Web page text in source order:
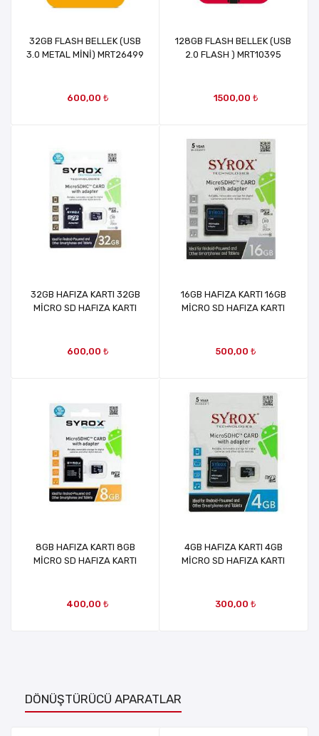
32GB FLASH BELLEK (USB
3.0 METAL MİNİ) MRT26499
600,00 ₺
128GB FLASH BELLEK (USB
2.0 FLASH ) MRT10395
1500,00 ₺
32GB HAFIZA KARTI 32GB
MİCRO SD HAFIZA KARTI
600,00 ₺
16GB HAFIZA KARTI 16GB
MİCRO SD HAFIZA KARTI
500,00 ₺
8GB HAFIZA KARTI 8GB
MİCRO SD HAFIZA KARTI
400,00 ₺
4GB HAFIZA KARTI 4GB
MİCRO SD HAFIZA KARTI
300,00 ₺
DÖNÜŞTÜRÜCÜ APARATLAR